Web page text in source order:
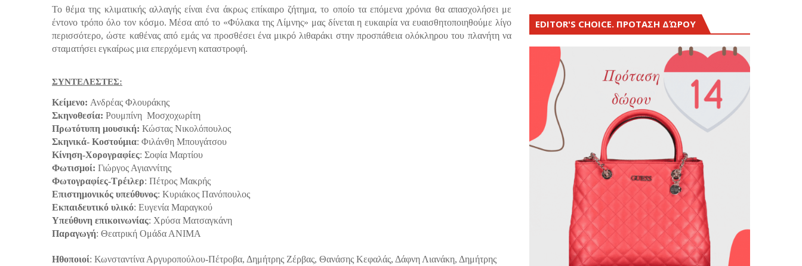
Το θέμα της κλιματικής αλλαγής είναι ένα άκρως επίκαιρο ζήτημα, το οποίο τα επόμενα χρόνια θα απασχολήσει με
έντονο τρόπο όλο τον κόσμο. Μέσα από το «Φύλακα της Λίμνης» μας δίνεται η ευκαιρία να ευαισθητοποιηθούμε λίγο
περισσότερο, ώστε καθένας από εμάς να προσθέσει ένα μικρό λιθαράκι στην προσπάθεια ολόκληρου του πλανήτη να
σταματήσει εγκαίρως μια επερχόμενη καταστροφή.
ΣΥΝΤΕΛΕΣΤΕΣ:
Κείμενο: Ανδρέας Φλουράκης
Σκηνοθεσία: Ρουμπίνη Μοσχοχωρίτη
Πρωτότυπη μουσική: Κώστας Νικολόπουλος
Σκηνικά- Κοστούμια: Φιλάνθη Μπουγάτσου
Κίνηση-Χορογραφίες: Σοφία Μαρτίου
Φωτισμοί: Γιώργος Αγιαννίτης
Φωτογραφίες-Τρέιλερ: Πέτρος Μακρής
Επιστημονικός υπεύθυνος: Κυριάκος Πανόπουλος
Εκπαιδευτικό υλικό: Ευγενία Μαραγκού
Υπεύθυνη επικοινωνίας: Χρύσα Ματσαγκάνη
Παραγωγή: Θεατρική Ομάδα ΑΝΙΜΑ
Ηθοποιοί: Κωνσταντίνα Αργυροπούλου-Πέτροβα, Δημήτρης Ζέρβας, Θανάσης Κεφαλάς, Δάφνη Λιανάκη, Δημήτρης
EDITOR'S CHOICE. ΠΡΟΤΑΣΗ ΔΏΡΟΥ